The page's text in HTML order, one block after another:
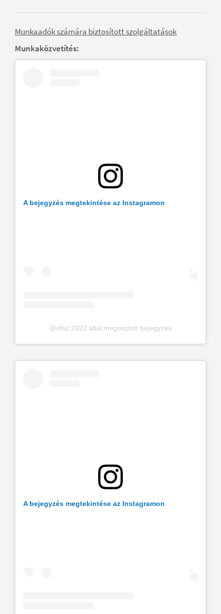
Munkaadók számára biztosított szolgáltatások
Munkaközvetítés:
A bejegyzés megtekintése az Instagramon
@nfsz.2022 által megosztott bejegyzés
A bejegyzés megtekintése az Instagramon